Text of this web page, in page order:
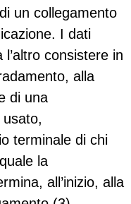
un collegamento
I dati
consistere in
alla
di una
terminale di chi
la
all’inizio, alla